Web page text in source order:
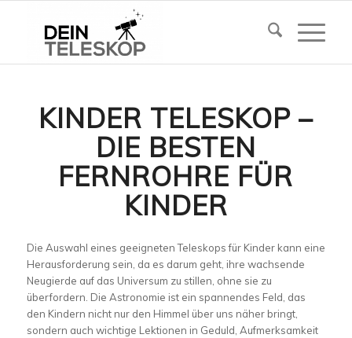
KINDER TELESKOP –
DIE BESTEN
FERNROHRE FÜR
KINDER
Die Auswahl eines geeigneten Teleskops für Kinder kann eine
Herausforderung sein, da es darum geht, ihre wachsende
Neugierde auf das Universum zu stillen, ohne sie zu
überfordern. Die Astronomie ist ein spannendes Feld, das
den Kindern nicht nur den Himmel über uns näher bringt,
sondern auch wichtige Lektionen in Geduld, Aufmerksamkeit